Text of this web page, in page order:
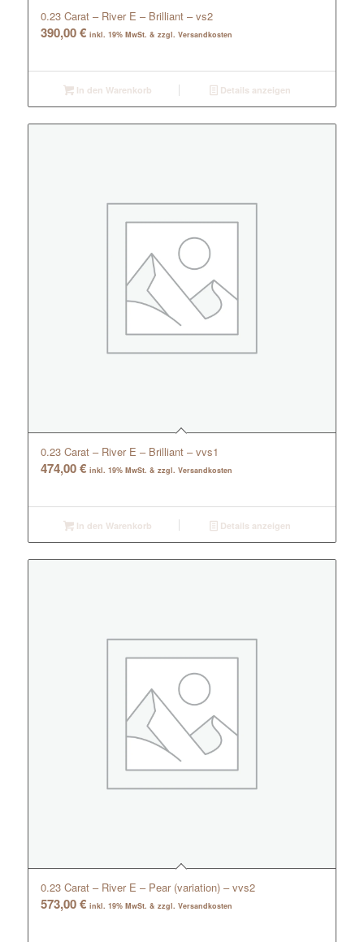
0.23 Carat – River E – Brilliant – vs2
390,00€ inkl. 19% MwSt. & zzgl. Versandkosten
In den Warenkorb Details anzeigen
0.23 Carat – River E – Brilliant – vvs1
474,00€ inkl. 19% MwSt. & zzgl. Versandkosten
In den Warenkorb Details anzeigen
0.23 Carat – River E – Pear (variation) – vvs2
573,00€ inkl. 19% MwSt. & zzgl. Versandkosten